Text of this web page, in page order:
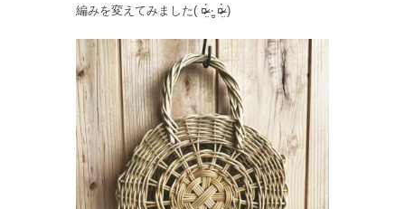
編みを変えてみました( ¤̴̶̷̤́ ‧̫̮ ¤̴̶̷̤̀ )